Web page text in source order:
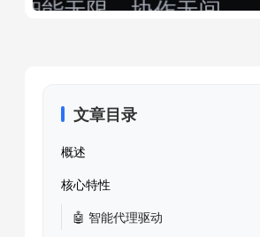
文章目录
概述
核心特性
🤖 智能代理驱动